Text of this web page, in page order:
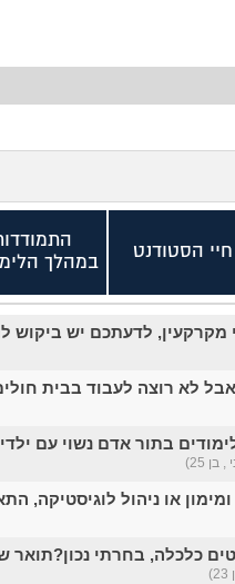
חיי הסטודנט
במהלך
מקרקעין, לדעתכם יש ביקוש
אבל לא רוצה לעבוד בבית
בתור אדם נשוי עם
25)
או ניהול לוגיסטיקה,
כלכלה, בחרתי נכון?תואר